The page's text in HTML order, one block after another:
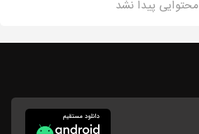
محتوایی پیدا نشد